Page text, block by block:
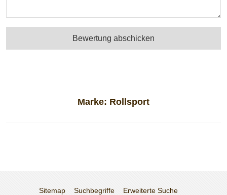
Marke: Rollsport
Bewertung abschicken
Sitemap Suchbegriffe Erweiterte Suche